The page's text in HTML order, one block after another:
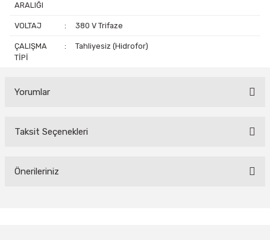
ARALIĞI
VOLTAJ : 380 V Trifaze
ÇALIŞMA
TİPİ
: Tahliyesiz (Hidrofor)
Yorumlar
Bu ürüne ilk yorumu siz yapın!
Taksit Seçenekleri
Önerileriniz